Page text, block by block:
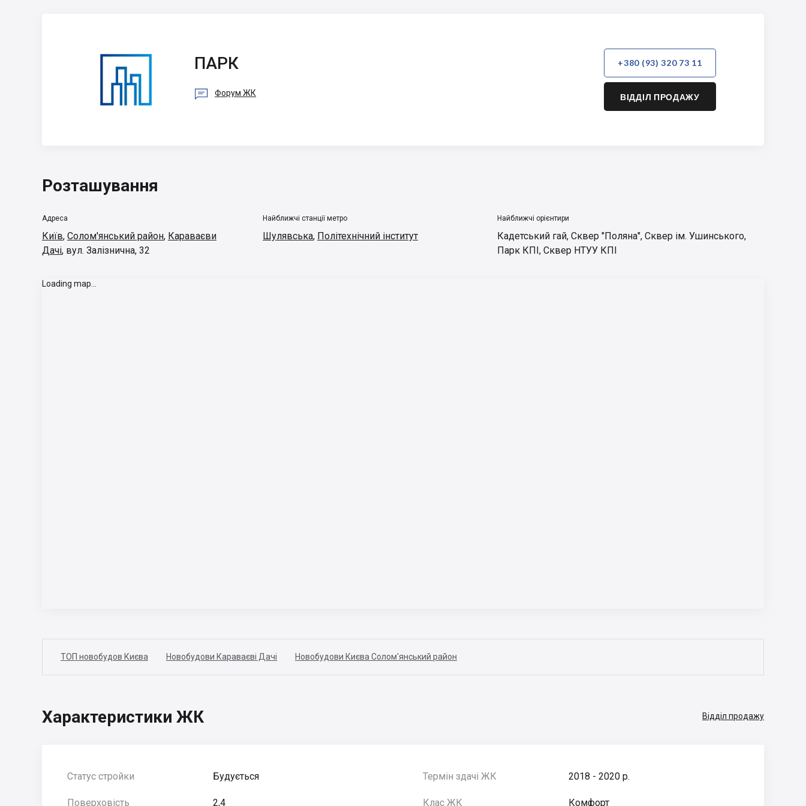
ПАРК
 Форум ЖК
+380 (93) 320 73 11
ВІДДІЛ ПРОДАЖУ
Розташування
Адреса
Київ, Солом'янський район, Караваєви
Дачі, вул. Залізнична, 32
Найближчі станції метро
Шулявська, Політехнічний інститут
Найближчі орієнтири
Кадетський гай, Сквер "Поляна", Сквер ім. Ушинського,
Парк КПІ, Сквер НТУУ КПІ
Loading map...
ТОП новобудов Києва Новобудови Караваєві Дачі Новобудови Києва Солом'янський район
Характеристики ЖК Відділ продажу
Статус стройки Будується Термін здачі ЖК 2018 - 2020 р.
Поверховість 2,4 Клас ЖК Комфорт